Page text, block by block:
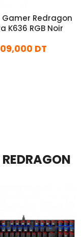
Gamer Redragon
K636 RGB Noir
DT